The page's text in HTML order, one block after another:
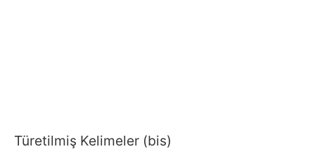
Türetilmiş Kelimeler (bis)